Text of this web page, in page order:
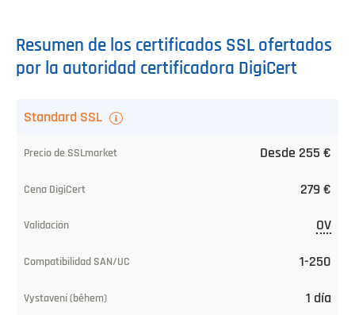
Resumen de los certificados SSL ofertados
por la autoridad certificadora DigiCert
Certificado
SSLmarket
Precio
Standard SSL
Desde 255 €
279 €
OV
1-250
1 día